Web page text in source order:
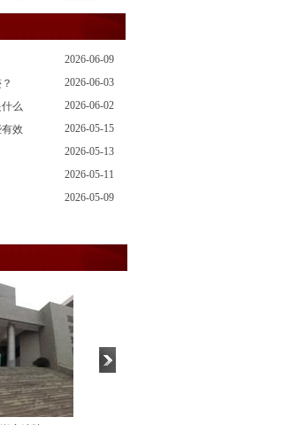
2026-06-09
2026-06-03
么
2026-06-02
效
2026-05-15
2026-05-13
2026-05-11
2026-05-09